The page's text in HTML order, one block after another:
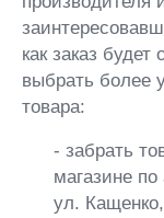
как заказ
выбрать более
товара:
- забрать
магазине
ул.